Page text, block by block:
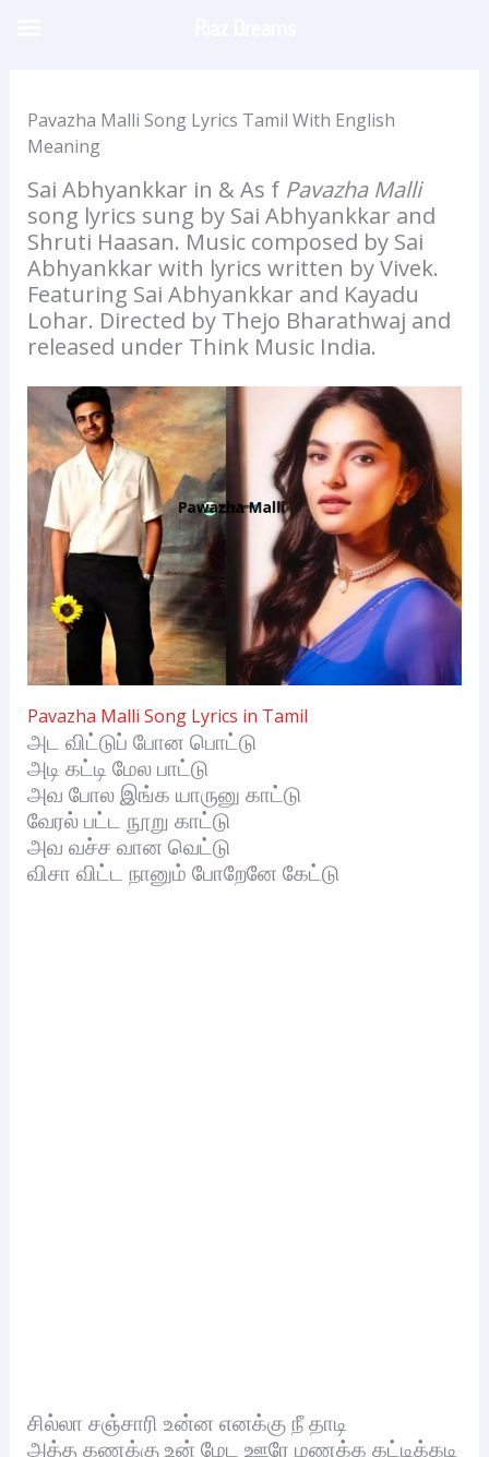
Pavazha Malli Song Lyrics Tamil With English
Meaning
Sai Abhyankkar in & As f Pavazha Malli
song lyrics sung by Sai Abhyankkar and
Shruti Haasan. Music composed by Sai
Abhyankkar with lyrics written by Vivek.
Featuring Sai Abhyankkar and Kayadu
Lohar. Directed by Thejo Bharathwaj and
released under Think Music India.
Pavazha Malli Song Lyrics in Tamil
அட விட்டுப் போன பொட்டு
அடி கட்டி மேல பாட்டு
அவ போல இங்க யாருனு காட்டு
வேரல் பட்ட நூறு காட்டு
அவ வச்ச வான வெட்டு
விசா விட்ட நானும் போறேனே கேட்டு
சில்லா சஞ்சாரி உன்ன எனக்கு நீ தாடி
அத்த கணக்கு உன் மேட ஊரே மணக்க கட்டிக்கடி